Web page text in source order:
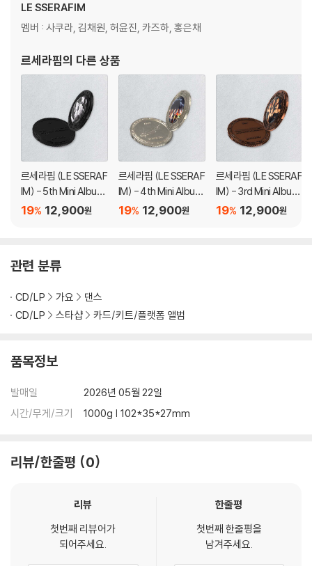
LE SSERAFIM
멤버 : 사쿠라, 김채원, 허윤진, 카즈하, 홍은채
르세라핌의 다른 상품
르세라핌 (LE SSERAF
IM) - 5th Mini Album
'HOT' (Sound Coin v
12,900원
19%
르세라핌 (LE SSERAF
IM) - 4th Mini Album
'CRAZY' (Sound Coi
12,900원
19%
르세라핌 (LE SSERAF
IM) - 3rd Mini Album
'EASY' (Sound Coin
12,900원
19%
관련 분류
CD/LP 가요
댄스
CD/LP
스타샵 카드/키트/플랫폼 앨범
품목정보
발매일
2026년 05월 22일
시간/무게/크기
1000g | 102*35*27mm
리뷰/한줄평 0
리뷰
첫번째 리뷰어가
되어주세요.
한줄평
첫번째 한줄평을
남겨주세요.